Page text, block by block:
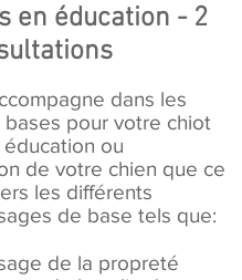
en éducation - 2
dans les
pour votre chiot
ou
de votre chien que ce
les différents
de base tels que:
de la propreté